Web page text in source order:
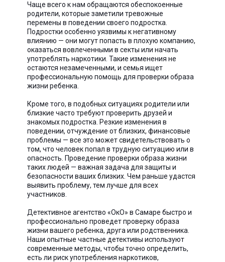
Чаще всего к нам обращаются обеспокоенные
родители, которые заметили тревожные
перемены в поведении своего подростка.
Подростки особенно уязвимы к негативному
влиянию — они могут попасть в плохую компанию,
оказаться вовлеченными в секты или начать
употреблять наркотики. Такие изменения не
остаются незамеченными, и семья ищет
профессиональную помощь для проверки образа
жизни ребенка.
Кроме того, в подобных ситуациях родители или
близкие часто требуют проверить друзей и
знакомых подростка. Резкие изменения в
поведении, отчуждение от близких, финансовые
проблемы — все это может свидетельствовать о
том, что человек попал в трудную ситуацию или в
опасность. Проведение проверки образа жизни
таких людей — важная задача для защиты и
безопасности ваших близких. Чем раньше удастся
выявить проблему, тем лучше для всех
участников.
Детективное агентство «ОкО» в Самаре быстро и
профессионально проведет проверку образа
жизни вашего ребенка, друга или родственника.
Наши опытные частные детективы используют
современные методы, чтобы точно определить,
есть ли риск употребления наркотиков,